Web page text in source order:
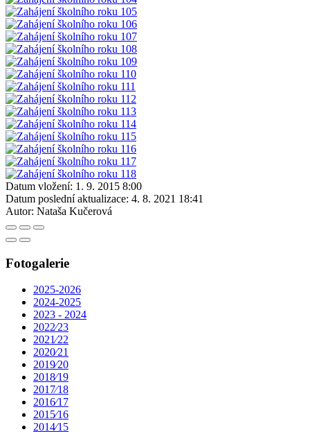
Datum vložení: 1. 9. 2015 8:00
Datum poslední aktualizace: 4. 8. 2021 18:41
Autor: Nataša Kučerová
Fotogalerie
2025-2026
2024-2025
2023 - 2024
2022⁄23
2021⁄22
2020⁄21
2019⁄20
2018⁄19
2017⁄18
2016⁄17
2015⁄16
2014⁄15